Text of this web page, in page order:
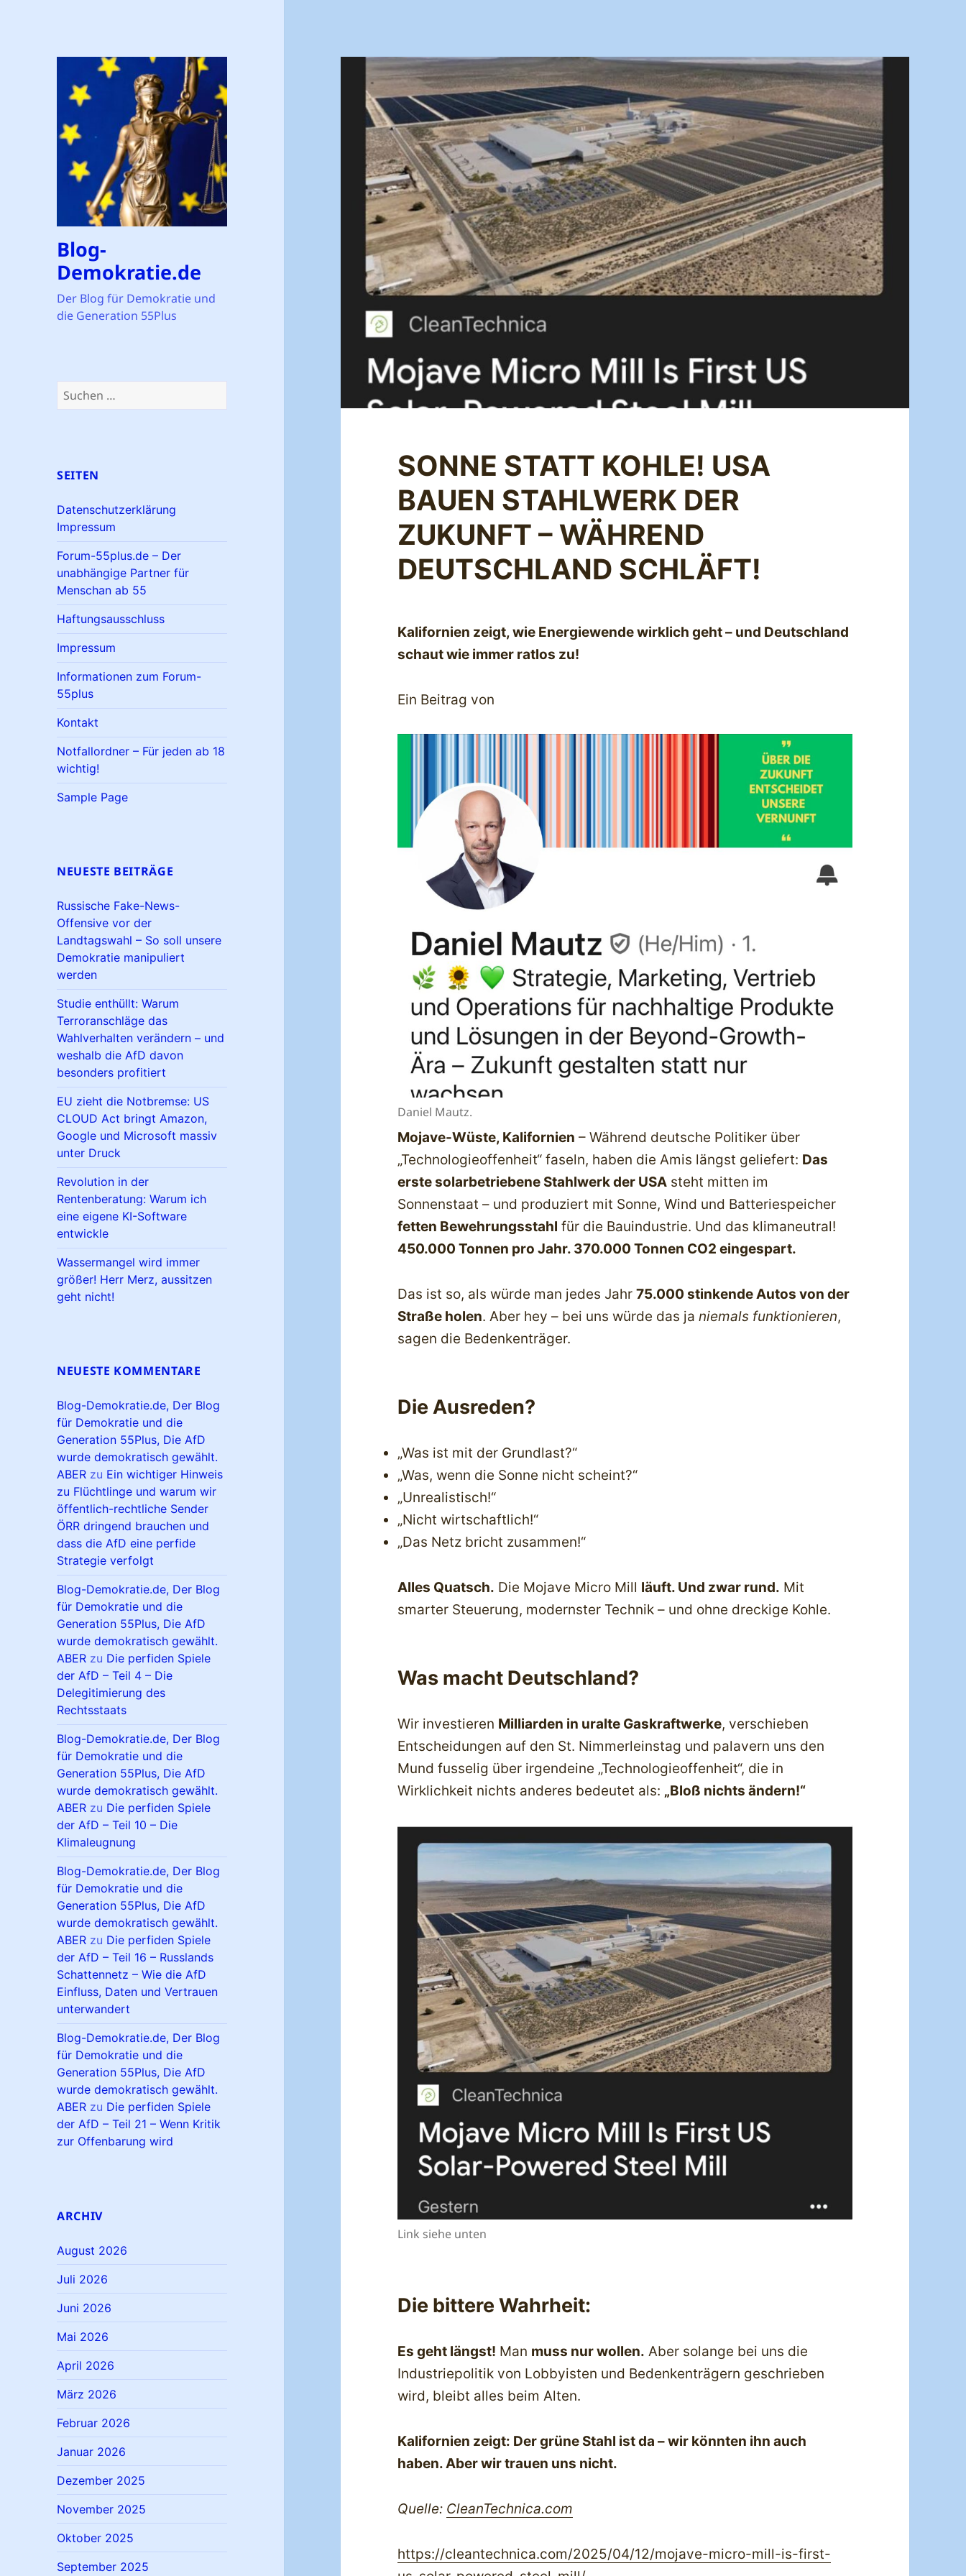
Blog-
Demokratie.de
Der Blog für Demokratie und
die Generation 55Plus
Suchen
nach:
SEITEN
Datenschutzerklärung
Impressum
Forum-55plus.de – Der
unabhängige Partner für
Menschan ab 55
Haftungsausschluss
Impressum
Informationen zum Forum-
55plus
Kontakt
Notfallordner – Für jeden ab 18
wichtig!
Sample Page
NEUESTE BEITRÄGE
Russische Fake-News-
Offensive vor der
Landtagswahl – So soll unsere
Demokratie manipuliert
werden
Studie enthüllt: Warum
Terroranschläge das
Wahlverhalten verändern – und
weshalb die AfD davon
besonders profitiert
EU zieht die Notbremse: US
CLOUD Act bringt Amazon,
Google und Microsoft massiv
unter Druck
Revolution in der
Rentenberatung: Warum ich
eine eigene KI-Software
entwickle
Wassermangel wird immer
größer! Herr Merz, aussitzen
geht nicht!
NEUESTE KOMMENTARE
Blog-Demokratie.de, Der Blog
für Demokratie und die
Generation 55Plus, Die AfD
wurde demokratisch gewählt.
ABER zu Ein wichtiger Hinweis
zu Flüchtlinge und warum wir
öffentlich-rechtliche Sender
ÖRR dringend brauchen und
dass die AfD eine perfide
Strategie verfolgt
Blog-Demokratie.de, Der Blog
für Demokratie und die
Generation 55Plus, Die AfD
wurde demokratisch gewählt.
ABER zu Die perfiden Spiele
der AfD – Teil 4 – Die
Delegitimierung des
Rechtsstaats
Blog-Demokratie.de, Der Blog
für Demokratie und die
Generation 55Plus, Die AfD
wurde demokratisch gewählt.
ABER zu Die perfiden Spiele
der AfD – Teil 10 – Die
Klimaleugnung
Blog-Demokratie.de, Der Blog
für Demokratie und die
Generation 55Plus, Die AfD
wurde demokratisch gewählt.
ABER zu Die perfiden Spiele
der AfD – Teil 16 – Russlands
Schattennetz – Wie die AfD
Einfluss, Daten und Vertrauen
unterwandert
Blog-Demokratie.de, Der Blog
für Demokratie und die
Generation 55Plus, Die AfD
wurde demokratisch gewählt.
ABER zu Die perfiden Spiele
der AfD – Teil 21 – Wenn Kritik
zur Offenbarung wird
ARCHIV
August 2026
Juli 2026
Juni 2026
Mai 2026
April 2026
März 2026
Februar 2026
Januar 2026
Dezember 2025
November 2025
Oktober 2025
September 2025
SONNE STATT KOHLE! USA
BAUEN STAHLWERK DER
ZUKUNFT – WÄHREND
DEUTSCHLAND SCHLÄFT!
Kalifornien zeigt, wie Energiewende wirklich geht – und Deutschland
schaut wie immer ratlos zu!
Ein Beitrag von
Daniel Mautz.
Mojave-Wüste, Kalifornien – Während deutsche Politiker über
„Technologieoffenheit“ faseln, haben die Amis längst geliefert: Das
erste solarbetriebene Stahlwerk der USA steht mitten im
Sonnenstaat – und produziert mit Sonne, Wind und Batteriespeicher
fetten Bewehrungsstahl für die Bauindustrie. Und das klimaneutral!
450.000 Tonnen pro Jahr. 370.000 Tonnen CO2 eingespart.
Das ist so, als würde man jedes Jahr75.000 stinkende Autos von der
Straße holen. Aber hey – bei uns würde das janiemals funktionieren,
sagen die Bedenkenträger.
Die Ausreden?
„Was ist mit der Grundlast?“
„Was, wenn die Sonne nicht scheint?“
„Unrealistisch!“
„Nicht wirtschaftlich!“
„Das Netz bricht zusammen!“
Alles Quatsch. Die Mojave Micro Mill läuft. Und zwar rund. Mit
smarter Steuerung, modernster Technik – und ohne dreckige Kohle.
Was macht Deutschland?
Wir investieren Milliarden in uralte Gaskraftwerke, verschieben
Entscheidungen auf den St. Nimmerleinstag und palavern uns den
Mund fusselig über irgendeine „Technologieoffenheit“, die in
Wirklichkeit nichts anderes bedeutet als: „Bloß nichts ändern!“
Link siehe unten
Die bittere Wahrheit:
Es geht längst! Man muss nur wollen. Aber solange bei uns die
Industriepolitik von Lobbyisten und Bedenkenträgern geschrieben
wird, bleibt alles beim Alten.
Kalifornien zeigt: Der grüne Stahl ist da – wir könnten ihn auch
haben. Aber wir trauen uns nicht.
Quelle: CleanTechnica.com
https://cleantechnica.com/2025/04/12/mojave-micro-mill-is-first-